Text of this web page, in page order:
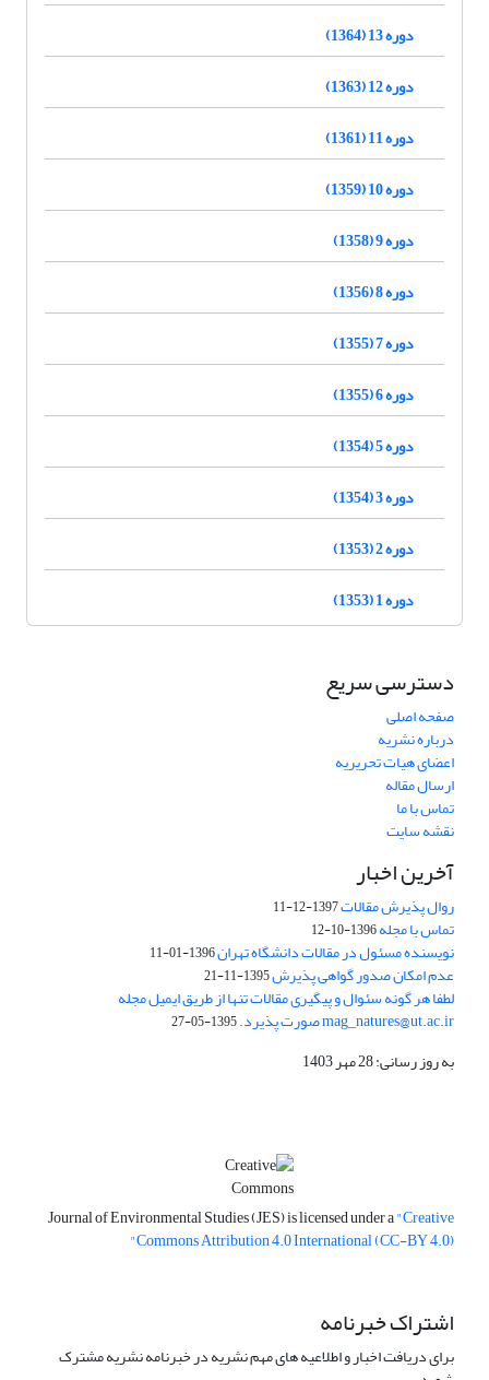
دوره 13 (1364)
دوره 12 (1363)
دوره 11 (1361)
دوره 10 (1359)
دوره 9 (1358)
دوره 8 (1356)
دوره 7 (1355)
دوره 6 (1355)
دوره 5 (1354)
دوره 3 (1354)
دوره 2 (1353)
دوره 1 (1353)
دسترسی سریع
صفحه اصلی
درباره نشریه
اعضای هیات تحریریه
ارسال مقاله
تماس با ما
نقشه سایت
آخرین اخبار
روال پذیرش مقالات1397-12-11
تماس با مجله1396-10-12
نویسنده مسئول در مقالات دانشگاه تهران1396-01-11
عدم امکان صدور گواهی پذیرش1395-11-21
لطفا هر گونه سئوال و پیگیری مقالات تنها از طریق ایمیل مجله
mag_natures@ut.ac.ir صورت پذیرد. 1395-05-27
به روز رسانی: 28 مهر 1403
Journal of Environmental Studies (JES) is licensed under a"Creative
Commons Attribution 4.0 International (CC-BY 4.0)"
اشتراک خبرنامه
برای دریافت اخبار و اطلاعیه های مهم نشریه در خبرنامه نشریه مشترک